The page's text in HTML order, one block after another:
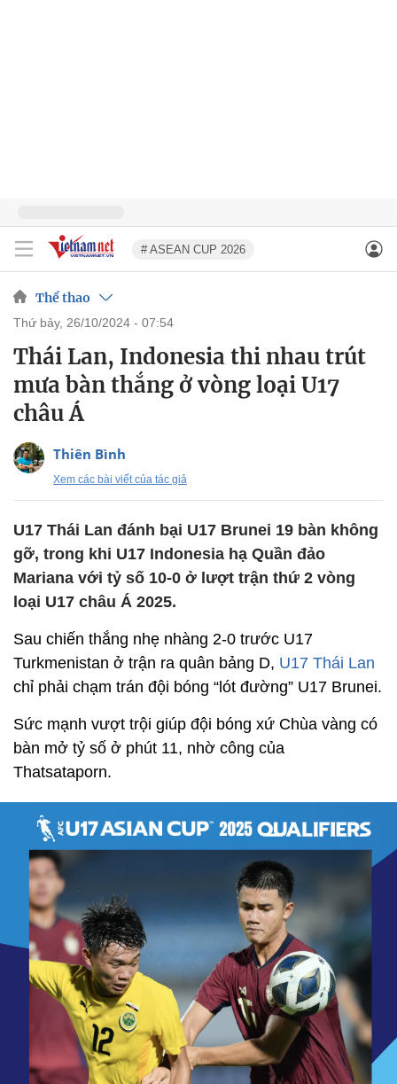
# ASEAN CUP 2026
Thể thao
thứ bảy, 26/10/2024 - 07:54
Thái Lan, Indonesia thi nhau trút
mưa bàn thắng ở vòng loại U17
châu Á
Thiên Bình
Xem các bài viết của tác giả
U17 Thái Lan đánh bại U17 Brunei 19 bàn không
gỡ, trong khi U17 Indonesia hạ Quần đảo
Mariana với tỷ số 10-0 ở lượt trận thứ 2 vòng
loại U17 châu Á 2025.
Sau chiến thắng nhẹ nhàng 2-0 trước U17
Turkmenistan ở trận ra quân bảng D, U17 Thái Lan
chỉ phải chạm trán đội bóng “lót đường” U17 Brunei.
Sức mạnh vượt trội giúp đội bóng xứ Chùa vàng có
bàn mở tỷ số ở phút 11, nhờ công của
Thatsataporn.